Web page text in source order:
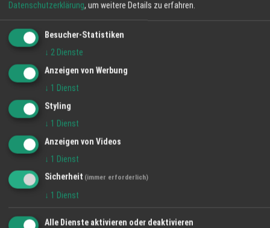
Datenschutzerklärung, um weitere Details zu erfahren.
Besucher-Statistiken
↓ 2 Dienste
Anzeigen von Werbung
↓ 1 Dienst
Styling
↓ 1 Dienst
Anzeigen von Videos
↓ 1 Dienst
Sicherheit (immer erforderlich)
↓ 1 Dienst
Alle Dienste aktivieren oder deaktivieren